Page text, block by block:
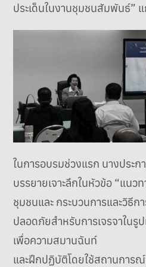
ประเด็นในงานชุมชนสัมพันธ์”
ในการอบรมช่วงแรก นางประ
บรรยายเจาะลึกในหัวข้อ “แนว
ชุมชนและ กระบวนการและวิธีก
ปลอดภัยสำหรับการเจรจาในรู
เพื่อความสมานฉันท์
และฝึกปฏิบัติโดยใช้สถานการณ์